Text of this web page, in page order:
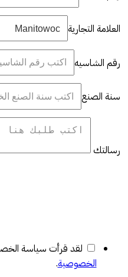
العلامة التجارية
رقم الشاسيه
سنة الصنع
رسالتك
لقد قرأت سياسة
الخصوصية.